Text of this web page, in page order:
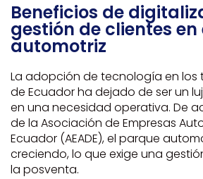
Beneficios de
gestión de clientes en
automotriz
La adopción de tecnología en los
de Ecuador ha dejado de ser un
en una necesidad operativa. De
de la Asociación de Empresas
Ecuador (AEADE), el parque
creciendo, lo que exige una
la posventa.